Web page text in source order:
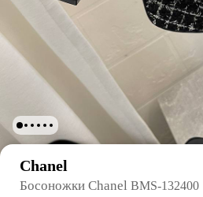
Chanel
Босоножки Chanel BMS-132400